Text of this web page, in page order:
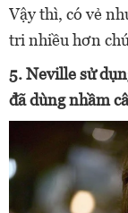
Vậy thì, có vẻ
tri nhiều hơn
5. Neville sử
đã dùng nhầm